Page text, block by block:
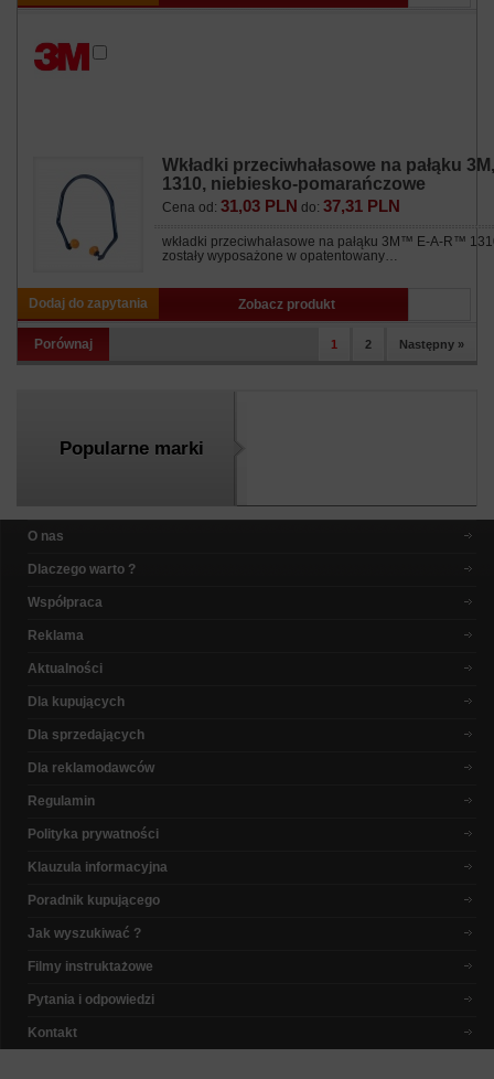
Wkładki przeciwhałasowe na pałąku 3M,
1310, niebiesko-pomarańczowe
Cena od: 31,03 PLN do: 37,31 PLN
wkładki przeciwhałasowe na pałąku 3M™ E-A-R™
zostały wyposażone w opatentowany…
Dodaj do zapytania Zobacz produkt
Porównaj 1 2 Następny »
Popularne marki
O nas
Dlaczego warto ?
Współpraca
Reklama
Aktualności
Dla kupujących
Dla sprzedających
Dla reklamodawców
Regulamin
Polityka prywatności
Klauzula informacyjna
Poradnik kupującego
Jak wyszukiwać ?
Filmy instruktażowe
Pytania i odpowiedzi
Kontakt